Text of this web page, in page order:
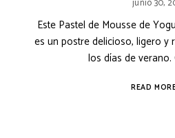
junio 30,
Este Pastel de Mousse de
es un postre delicioso, ligero y
los días de verano.
READ